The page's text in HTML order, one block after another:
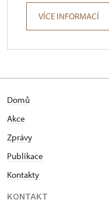
VÍCE INFORMACÍ
Domů
Akce
Zprávy
Publikace
Kontakty
KONTAKT